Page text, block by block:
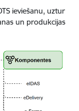
ieviešanu, uztur
un produkcijas